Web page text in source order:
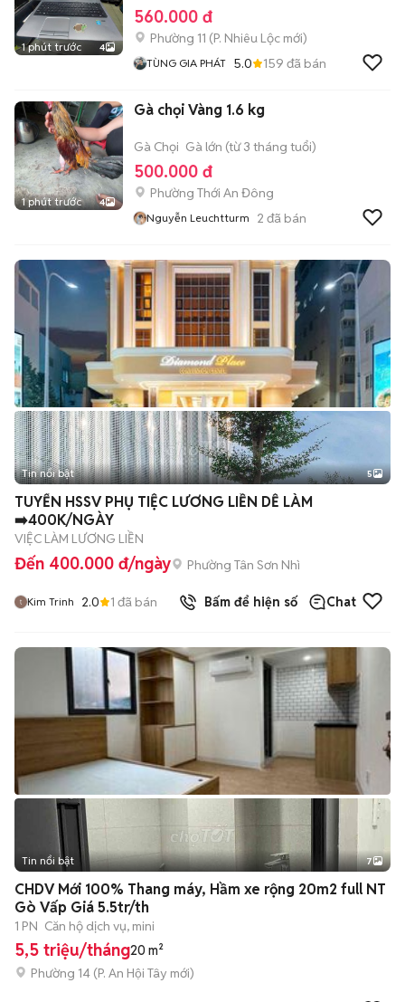
1 phút trước 4
560.000 đ
Phường 11 (P. Nhiêu Lộc mới)
TÙNG GIA PHÁT 5.0 159 đã bán
1 phút trước 4
Gà chọi Vàng 1.6 kg
Gà Chọi Gà lớn (từ 3 tháng tuổi)
500.000 đ
Phường Thới An Đông
Nguyễn Leuchtturm 2 đã bán
Tin nổi bật 5
TUYỂN HSSV PHỤ TIỆC LƯƠNG LIỀN DỄ LÀM
➡️400K/NGÀY
VIỆC LÀM LƯƠNG LIỀN
Đến 400.000 đ/ngày Phường Tân Sơn Nhì
Kim Trinh 2.0 1 đã bán Bấm để hiện số Chat
+2
Tin nổi bật 7
CHDV Mới 100% Thang máy, Hầm xe rộng 20m2 full NT
Gò Vấp Giá 5.5tr/th
1 PN Căn hộ dịch vụ, mini
5,5 triệu/tháng20 m²
Phường 14 (P. An Hội Tây mới)